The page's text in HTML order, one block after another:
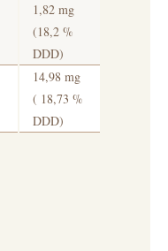
1,82 mg
(18,2 %
DDD)
14,98 mg
( 18,73 %
DDD)